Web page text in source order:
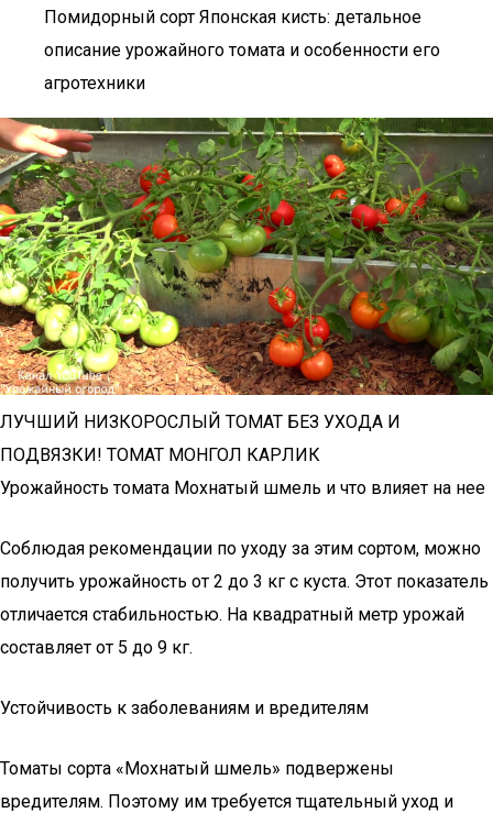
Помидорный сорт Японская кисть: детальное
описание урожайного томата и особенности его
агротехники
ЛУЧШИЙ НИЗКОРОСЛЫЙ ТОМАТ БЕЗ УХОДА И
ПОДВЯЗКИ! ТОМАТ МОНГОЛ КАРЛИК
Урожайность томата Мохнатый шмель и что влияет на нее
Соблюдая рекомендации по уходу за этим сортом, можно
получить урожайность от 2 до 3 кг с куста. Этот показатель
отличается стабильностью. На квадратный метр урожай
составляет от 5 до 9 кг.
Устойчивость к заболеваниям и вредителям
Томаты сорта «Мохнатый шмель» подвержены
вредителям. Поэтому им требуется тщательный уход и